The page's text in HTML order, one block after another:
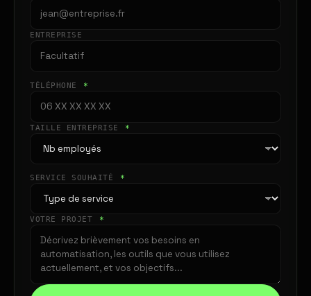
ENTREPRISE
TÉLÉPHONE *
TAILLE ENTREPRISE *
SERVICE SOUHAITÉ *
VOTRE PROJET *